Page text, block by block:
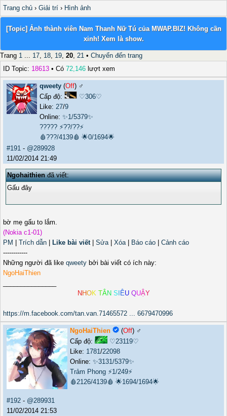
Trang chủ › Giải trí › Hình ảnh
[Topic] Ảnh thành viên Nam Thanh Nữ Tú của MWAP.BIZ! Không cần
xinh! Xem là show.
Trang 1 ... 17, 18, 19, 20, 21 • Chuyển đến trang
ID Topic: 18613 • Có 72,146 lượt xem
qweety (Off) ♂️
Cấp độ:
♡306♡
Like: 27/9
Online: ✨1/5379✨
????? ⚡??/??⚡
🩸???/4139🩸 🌟0/1694🌟
#191 - @289928
11/02/2014 21:49
Ngohaithienđã viết:
Gấu đây
bờ mẹ gấu to lắm.
(Nokia c1-01)
PM
Trích dẫn Like bài viết| Sửa| Xóa| Báo cáo
Cảnh cáo
------------
Những người đã like qweety bởi bài viết có ích này:
NgoHaiThien
N HOK TÂN S ÊU QUẬY
https://m.facebook.com/tan.van.71465572 ... 6679470996
NgoHaiThien (Off) ♂️
Cấp độ:
♡23119♡
Like: 1781/22098
Online: ✨3131/5379✨
Trảm Phong ⚡1/249⚡
🩸2126/4139🩸 🌟1694/1694🌟
#192 - @289931
11/02/2014 21:53